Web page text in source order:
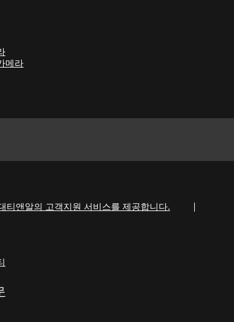
메라
티앤알의 고객지원 서비스를 제공합니다.